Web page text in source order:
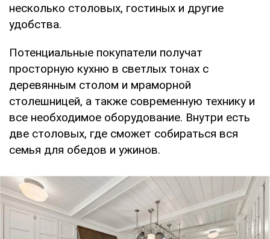
несколько столовых, гостиных и другие
удобства.
Потенциальные покупатели получат
просторную кухню в светлых тонах с
деревянным столом и мраморной
столешницей, а также современную технику и
все необходимое оборудование. Внутри есть
две столовых, где сможет собираться вся
семья для обедов и ужинов.